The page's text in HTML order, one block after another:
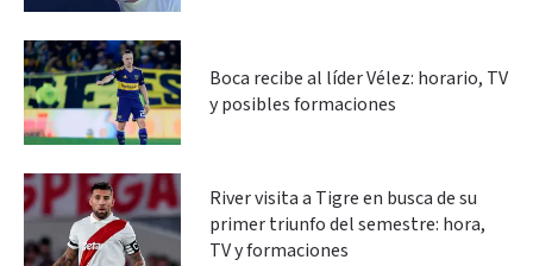
Boca recibe al líder Vélez: horario, TV
y posibles formaciones
River visita a Tigre en busca de su
primer triunfo del semestre: hora,
TV y formaciones